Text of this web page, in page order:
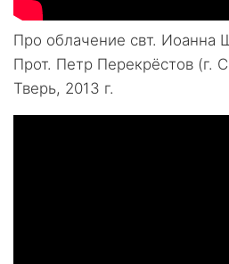
Про облачение свт. Иоанна
Прот. Петр Перекрёстов (г.
Тверь, 2013 г.